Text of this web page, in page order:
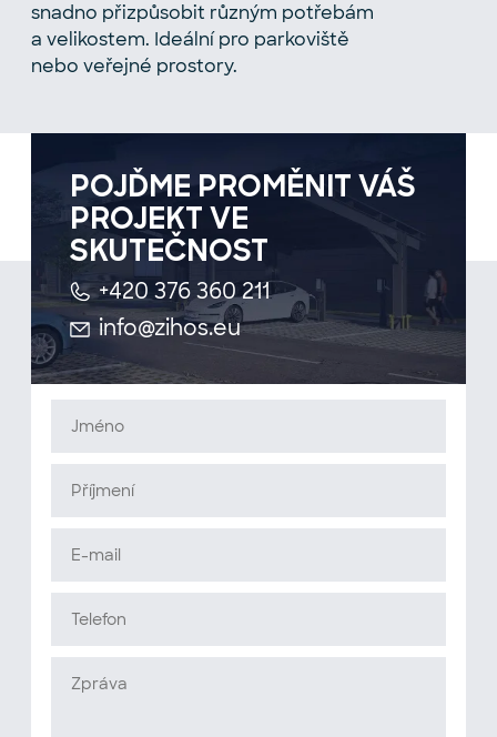
snadno přizpůsobit různým potřebám
a velikostem. Ideální pro parkoviště
nebo veřejné prostory.
POJĎME PROMĚNIT VÁŠ
PROJEKT VE
SKUTEČNOST
+420 376 360 211
info@zihos.eu